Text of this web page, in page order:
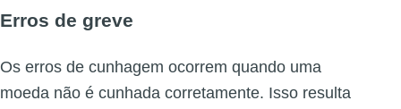
Erros de greve
Os erros de cunhagem ocorrem quando uma
moeda não é cunhada corretamente. Isso resulta